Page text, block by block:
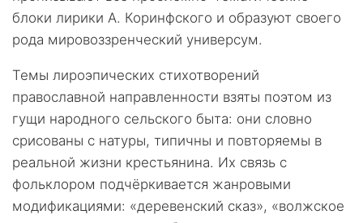
блоки лирики А. Коринфского и образуют своего
рода мировоззренческий универсум.
Темы лироэпических стихотворений
православной направленности взяты поэтом из
гущи народного сельского быта: они словно
срисованы с натуры, типичны и повторяемы в
реальной жизни крестьянина. Их связь с
фольклором подчёркивается жанровыми
модификациями: «деревенский сказ», «волжское